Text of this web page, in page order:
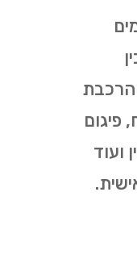
הרכבת
פיגום
ועוד